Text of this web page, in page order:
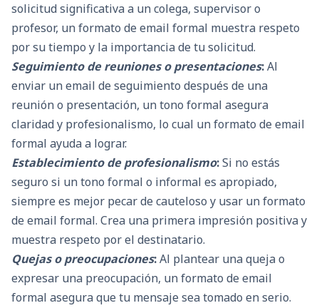
solicitud significativa a un colega, supervisor o
profesor, un formato de email formal muestra respeto
por su tiempo y la importancia de tu solicitud.
Seguimiento de reuniones o presentaciones:Al
enviar un email de seguimiento después de una
reunión o presentación, un tono formal asegura
claridad y profesionalismo, lo cual un formato de email
formal ayuda a lograr.
Establecimiento de profesionalismo:Si no estás
seguro si un tono formal o informal es apropiado,
siempre es mejor pecar de cauteloso y usar un formato
de email formal. Crea una primera impresión positiva y
muestra respeto por el destinatario.
Quejas o preocupaciones:Al plantear una queja o
expresar una preocupación, un formato de email
formal asegura que tu mensaje sea tomado en serio.